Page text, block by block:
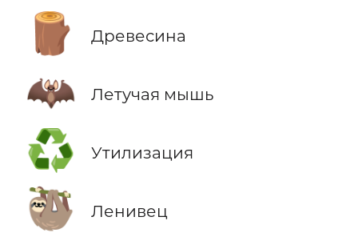
🪵 Древесина
🦇 Летучая мышь
♻️ Утилизация
🦥 Ленивец